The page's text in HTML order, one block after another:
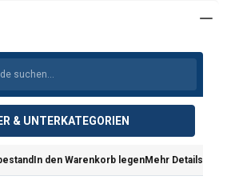
& UNTERKATEGORIEN
In den Warenkorb legenMehr Details